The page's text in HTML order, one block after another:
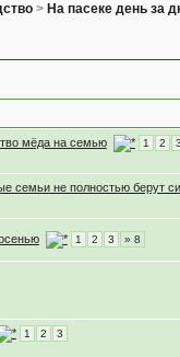
> На пасеке день за
мёда на семью 1 2
семьи не полностью берут
1 2 3 » 8
1 2 3